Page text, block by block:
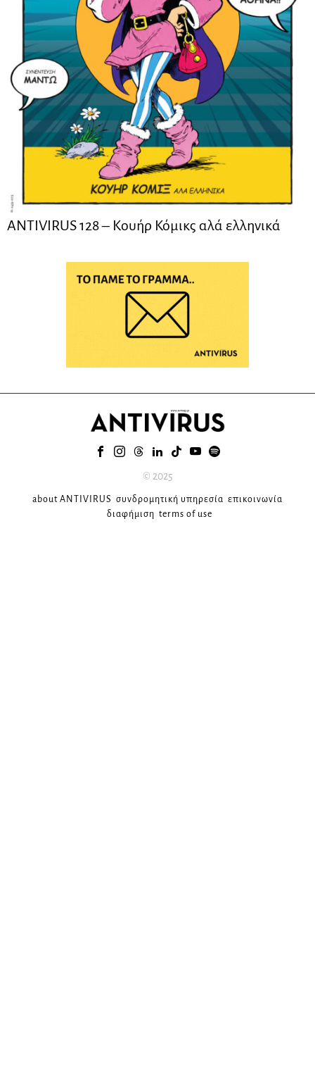
ANTIVIRUS 128 – Kουήρ Κόμικς αλά ελληνικά
© 2025
about ANTIVIRUS συνδρομητική υπηρεσία επικοινωνία
διαφήμιση terms of use